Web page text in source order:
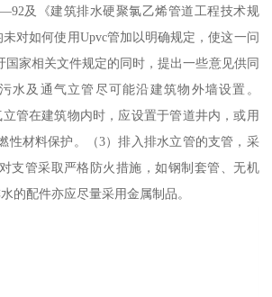
及《建筑排水硬聚氯乙烯管道工程技术规
对如何使用Upvc管加以明确规定，使这一问
国家相关文件规定的同时，提出一些意见供同
水及通气立管尽可能沿建筑物外墙设置。
立管在建筑物内时，应设置于管道井内，或用
性材料保护。（3）排入排水立管的支管，采
支管采取严格防火措施，如钢制套管、无机
的配件亦应尽量采用金属制品。